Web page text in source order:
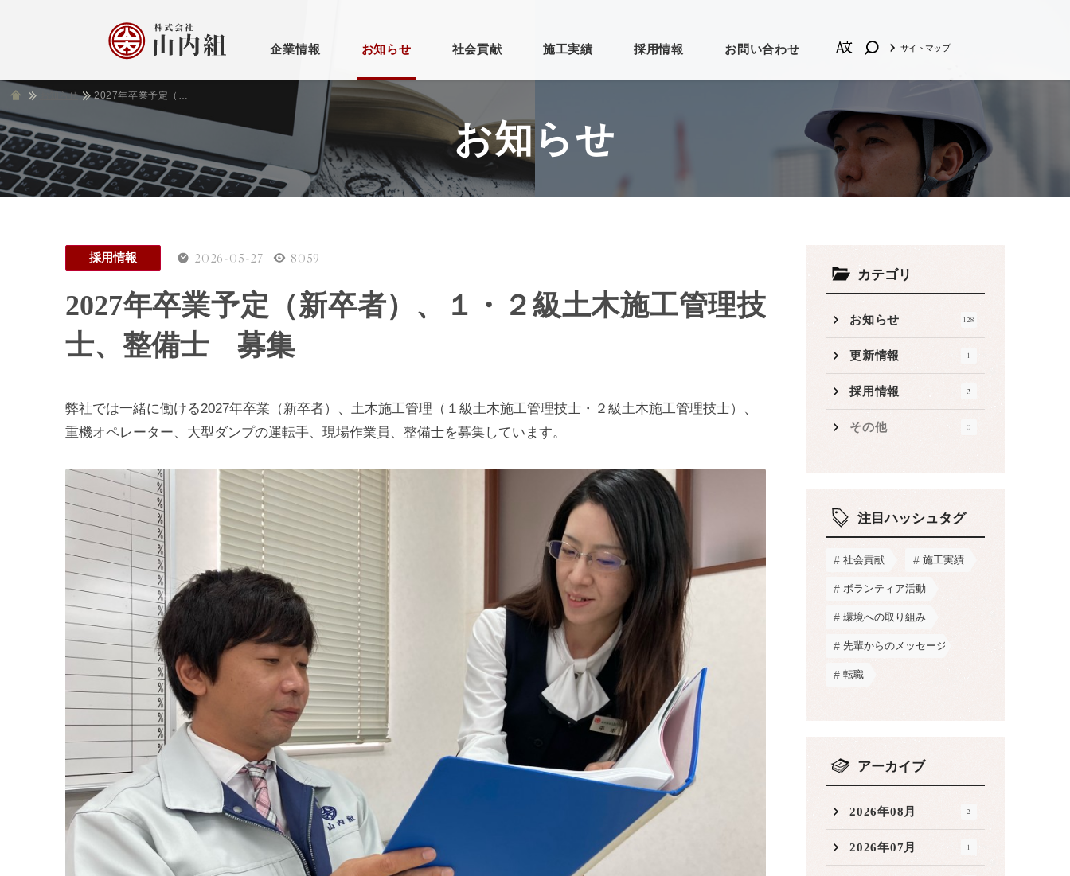
企業情報
アクセス・マップ プロモーション動画
お知らせ
お知らせ 更新情報 ブログ
新しい順 古い順
社会貢献 施工実績
土木・建設
砂利採取・製
造
その他
古い順 閲覧数順
採用情報 お問い合わせ サイトマップ
ホーム
お知らせ 2027年卒業予定（新卒者）、１・２級土木施工管理技士、整備士 募集
お知らせ
採用情報 2026-05-27 8059
2027年卒業予定（新卒者）、１・２級土木施工管理技
士、整備士 募集
弊社では一緒に働ける2027年卒業（新卒者）、土木施工管理（１級土木施工管理技士・２級土木施工管理技士）、
重機オペレーター、大型ダンプの運転手、現場作業員、整備士を募集しています。
カテゴリ
お知らせ 128
更新情報 1
採用情報 3
その他 0
注目ハッシュタグ
社会貢献 施工実績
ボランティア活動
環境への取り組み
先輩からのメッセージ
転職
アーカイブ
2026年08月 2
2026年07月 1